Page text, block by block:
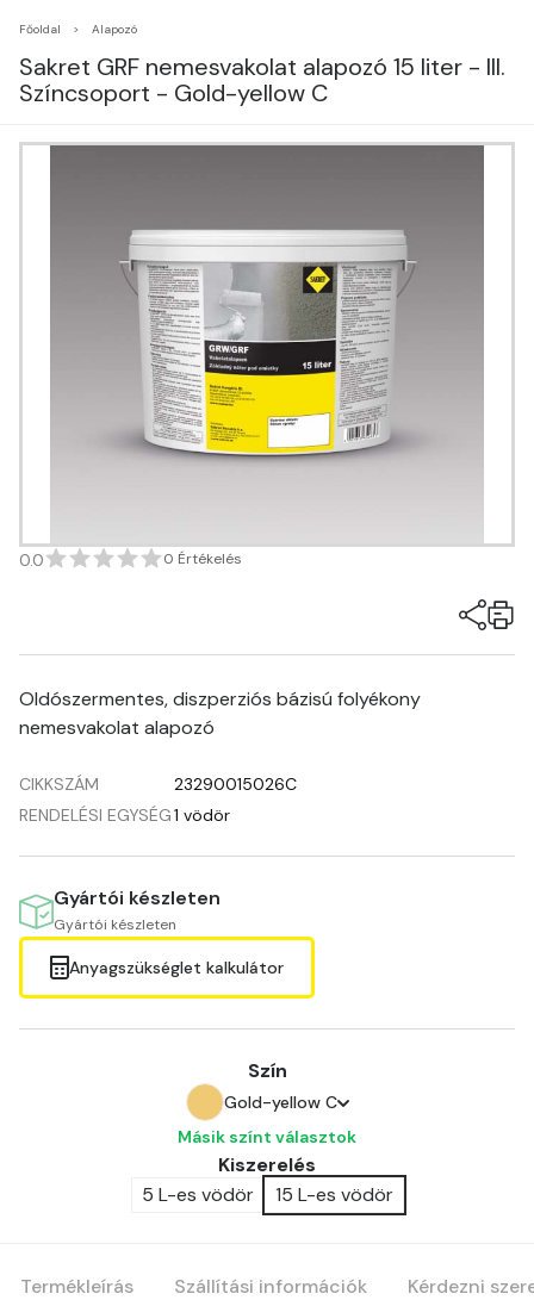
Főoldal Alapozó
Sakret GRF nemesvakolat alapozó 15 liter - III.
Színcsoport - Gold-yellow C
0.0 0 Értékelés
Oldószermentes, diszperziós bázisú folyékony
nemesvakolat alapozó
CIKKSZÁM
23290015026C
RENDELÉSI EGYSÉG1 vödör
Gyártói készleten
Gyártói készleten
Anyagszükséglet kalkulátor
Szín
Gold-yellow C
Amber B
Anticred A
Másik színt választok
Kiszerelés
5 L-es vödör
15 L-es vödör
Termékleírás Szállítási információk Kérdezni